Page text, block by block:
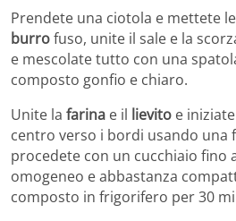
Prendete una ciotola e mettete le
burrofuso, unite il sale e la
e mescolate tutto con una
composto gonfio e chiaro.
Unite la farina e il lievito e
centro verso i bordi usando una
procedete con un cucchiaio fino
omogeneo e abbastanza
composto in frigorifero per 30